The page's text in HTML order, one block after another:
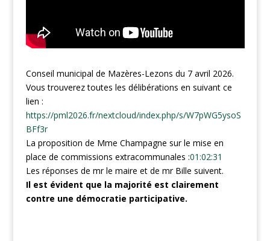
Conseil municipal de Mazères-Lezons du 7 avril 2026.
Vous trouverez toutes les délibérations en suivant ce
lien :
https://pml2026.fr/nextcloud/index.php/s/W7pWG5ysoS
BFf3r
La proposition de Mme Champagne sur le mise en
place de commissions extracommunales :01:02:31
Les réponses de mr le maire et de mr Bille suivent.
Il est évident que la majorité est clairement
contre une démocratie participative.